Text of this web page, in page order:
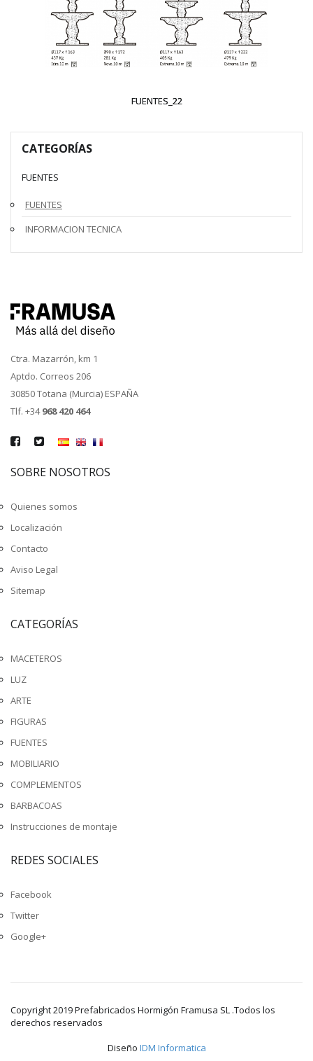
FUENTES_22
CATEGORÍAS
FUENTES
FUENTES
INFORMACION TECNICA
Ctra. Mazarrón, km 1
Aptdo. Correos 206
30850 Totana (Murcia) ESPAÑA
Tlf. +34968 420 464
SOBRE NOSOTROS
Quienes somos
Localización
Contacto
Aviso Legal
Sitemap
CATEGORÍAS
MACETEROS
LUZ
ARTE
FIGURAS
FUENTES
MOBILIARIO
COMPLEMENTOS
BARBACOAS
Instrucciones de montaje
REDES SOCIALES
Facebook
Twitter
Google+
Copyright 2019 Prefabricados Hormigón Framusa SL .Todos los
derechos reservados
Diseño IDM Informatica